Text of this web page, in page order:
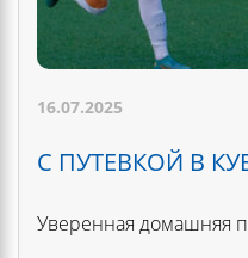
16.07.2025
С ПУТЕВКОЙ В
Уверенная домашняя